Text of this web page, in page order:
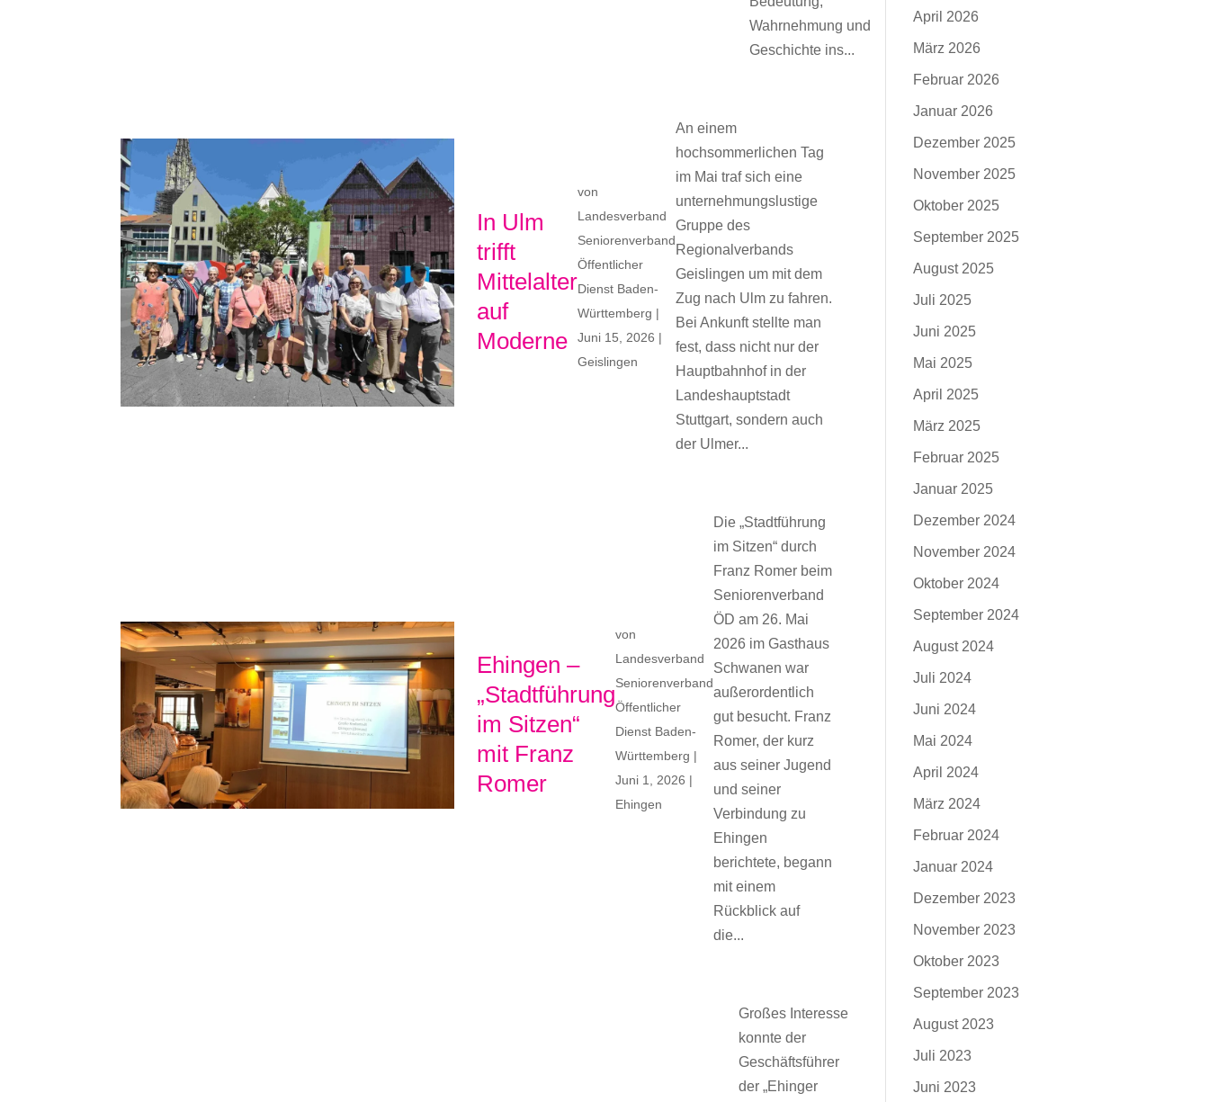
Wahrnehmung und
Geschichte ins...
In Ulm
trifft
Mittelalter
auf
Moderne
von
Landesverband
Seniorenverband
Öffentlicher
Dienst Baden-
Württemberg |
Juni 15, 2026 |
Geislingen
An einem
hochsommerlichen Tag
im Mai traf sich eine
unternehmungslustige
Gruppe des
Regionalverbands
Geislingen um mit dem
Zug nach Ulm zu fahren.
Bei Ankunft stellte man
fest, dass nicht nur der
Hauptbahnhof in der
Landeshauptstadt
Stuttgart, sondern auch
der Ulmer...
Ehingen –
„Stadtführung
im Sitzen“
mit Franz
Romer
von
Landesverband
Seniorenverband
Öffentlicher
Dienst Baden-
Württemberg |
Juni 1, 2026 |
Ehingen
Die „Stadtführung
im Sitzen“ durch
Franz Romer beim
Seniorenverband
ÖD am 26. Mai
2026 im Gasthaus
Schwanen war
außerordentlich
gut besucht. Franz
Romer, der kurz
aus seiner Jugend
und seiner
Verbindung zu
Ehingen
berichtete, begann
mit einem
Rückblick auf
die...
Großes Interesse
konnte der
Geschäftsführer
der „Ehinger
April 2026
März 2026
Februar 2026
Januar 2026
Dezember 2025
November 2025
Oktober 2025
September 2025
August 2025
Juli 2025
Juni 2025
Mai 2025
April 2025
März 2025
Februar 2025
Januar 2025
Dezember 2024
November 2024
Oktober 2024
September 2024
August 2024
Juli 2024
Juni 2024
Mai 2024
April 2024
März 2024
Februar 2024
Januar 2024
Dezember 2023
November 2023
Oktober 2023
September 2023
August 2023
Juli 2023
Juni 2023